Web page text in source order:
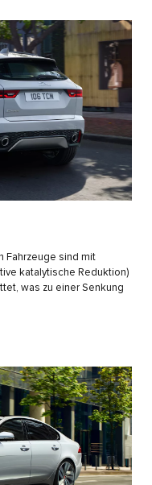
Fahrzeuge sind mit
katalytische Reduktion)
was zu einer Senkung